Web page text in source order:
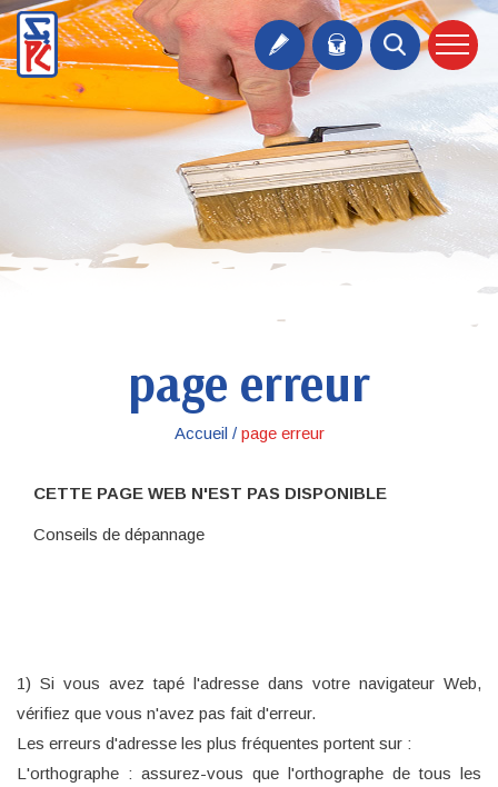
page erreur
Accueil / page erreur
CETTE PAGE WEB N'EST PAS DISPONIBLE
Conseils de dépannage
1) Si vous avez tapé l'adresse dans votre navigateur Web,
vérifiez que vous n'avez pas fait d'erreur.
Les erreurs d'adresse les plus fréquentes portent sur :
L'orthographe : assurez-vous que l'orthographe de tous les